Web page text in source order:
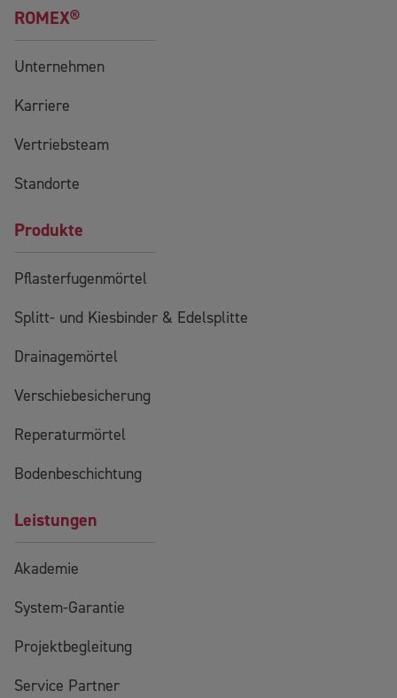
ROMEX®
Unternehmen
Karriere
Vertriebsteam
Standorte
Produkte
Pflasterfugenmörtel
Splitt- und Kiesbinder & Edelsplitte
Drainagemörtel
Verschiebesicherung
Reperaturmörtel
Bodenbeschichtung
Leistungen
Akademie
System-Garantie
Projektbegleitung
Service Partner